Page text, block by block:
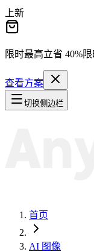
上新
限时最高立省 40%
查看方案
切换侧边栏
首页
AI 图像